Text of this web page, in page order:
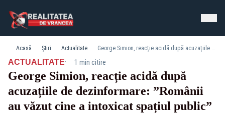
Acasă Știri Actualitate George Simion, reacție acidă după acuzațiile de dezinformare: ”Românii au văzut cine a intoxicat spațiul public”
ACTUALITATE· 1 min citire
George Simion, reacție acidă după
acuzațiile de dezinformare: ”Românii
au văzut cine a intoxicat spațiul public”